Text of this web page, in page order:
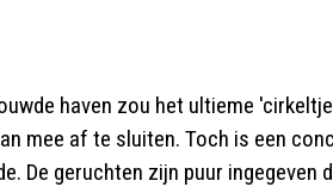
haven zou het ultieme
mee af te sluiten. Toch is een
De geruchten zijn puur ingegeven